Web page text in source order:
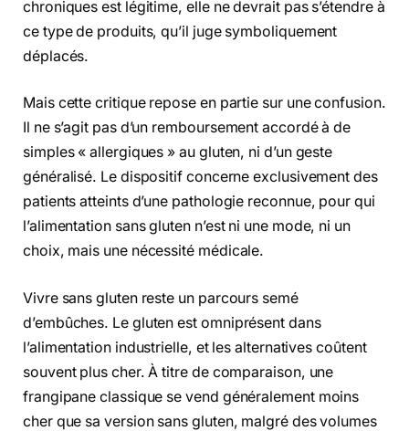
chroniques est légitime, elle ne devrait pas s’étendre à
ce type de produits, qu’il juge symboliquement
déplacés.
Mais cette critique repose en partie sur une confusion.
Il ne s’agit pas d’un remboursement accordé à de
simples « allergiques » au gluten, ni d’un geste
généralisé. Le dispositif concerne exclusivement des
patients atteints d’une pathologie reconnue, pour qui
l’alimentation sans gluten n’est ni une mode, ni un
choix, mais une nécessité médicale.
Vivre sans gluten reste un parcours semé
d’embûches. Le gluten est omniprésent dans
l’alimentation industrielle, et les alternatives coûtent
souvent plus cher. À titre de comparaison, une
frangipane classique se vend généralement moins
cher que sa version sans gluten, malgré des volumes